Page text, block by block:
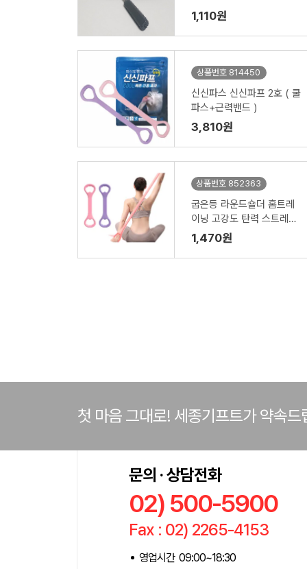
1,110원
상품번호 814450
신신파스 신신파프 2호 ( 쿨
파스+근력밴드 )
3,810원
상품번호 852363
굽은등 라운드숄더 홈트레
이닝 고강도 탄력 스트레칭
밴드
1,470원
첫 마음 그대로! 세종기프트가 약속드
문의 · 상담전화
02) 500-5900
Fax : 02) 2265-4153
영업시간 09:00~18:30